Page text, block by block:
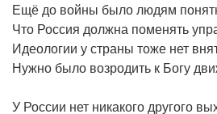
Ещё до войны было людям
Что Россия должна поменять
Идеологии у страны тоже нет
Нужно было возродить к Богу
У России нет никакого другого